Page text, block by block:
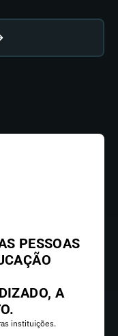
PESSOAS
A
instituições.